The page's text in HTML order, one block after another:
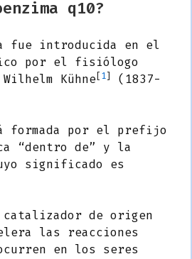
q10?
fue introducida en el
por el fisiólogo
Kühne[1]
(1837-
formada por el prefijo
“dentro de” y la
significado es
catalizador de origen
las reacciones
en los seres